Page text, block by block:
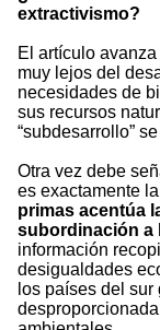
extractivismo?
El artículo
muy lejos del
necesidades de
sus recursos
“subdesarrollo”
Otra vez debe
es exactamente
primas acentúa
subordinación a
información
desigualdades
los países del